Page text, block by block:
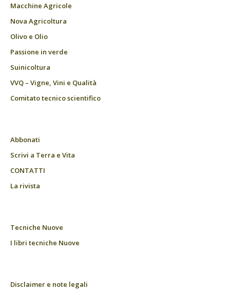
Macchine Agricole
Nova Agricoltura
Olivo e Olio
Passione in verde
Suinicoltura
VVQ – Vigne, Vini e Qualità
Comitato tecnico scientifico
Abbonati
Scrivi a Terra e Vita
CONTATTI
La rivista
Tecniche Nuove
I libri tecniche Nuove
Disclaimer e note legali